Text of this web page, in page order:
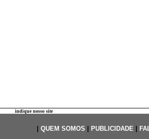
indique nosso site
QUEM SOMOS PUBLICIDADE|